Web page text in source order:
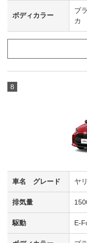
ブ
カ
8
ヤ
E-